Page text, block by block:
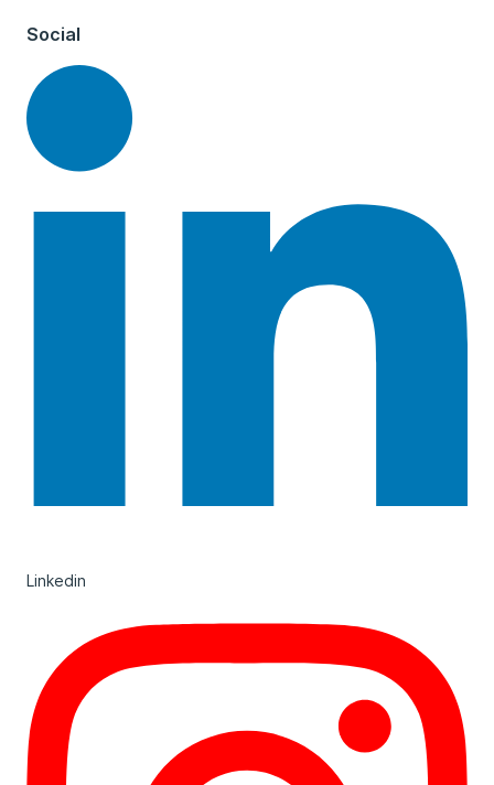
Social
Linkedin